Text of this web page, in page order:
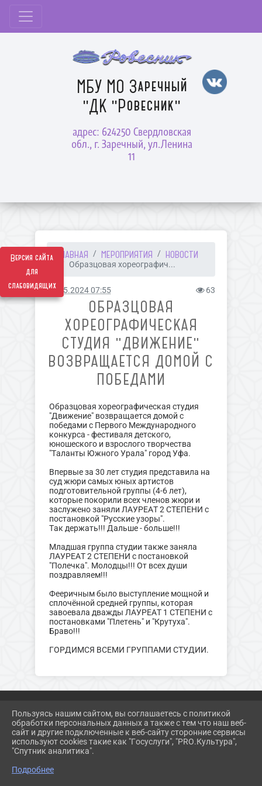
Версия сайта
для
слабовидящих
МБУ МО Заречный
"ДК "Ровесник"
адрес: 624250 Свердловская
обл., г. Заречный, ул.Ленина
11
ГЛАВНАЯ МЕРОПРИЯТИЯ НОВОСТИ
Образцовая хореографич...
19.05.2024 07:55 63
ОБРАЗЦОВАЯ
ХОРЕОГРАФИЧЕСКАЯ
СТУДИЯ "ДВИЖЕНИЕ"
ВОЗВРАЩАЕТСЯ ДОМОЙ С
ПОБЕДАМИ
Образцовая хореографическая студия
"Движение" возвращается домой с
победами с Первого Международного
конкурса - фестиваля детского,
юношеского и взрослого творчества
"Таланты Южного Урала" город Уфа.
Впервые за 30 лет студия представила на
суд жюри самых юных артистов
подготовительной группы (4-6 лет),
которые покорили всех членов жюри и
заслужено заняли ЛАУРЕАТ 2 СТЕПЕНИ с
постановкой "Русские узоры".
Так держать!!! Дальше - больше!!!
Младшая группа студии также заняла
ЛАУРЕАТ 2 СТЕПЕНИ с постановкой
"Полечка". Молодцы!!! От всех души
поздравляем!!!
Фееричным было выступление мощной и
сплочённой средней группы, которая
завоевала дважды ЛАУРЕАТ 1 СТЕПЕНИ с
постановками "Плетень" и "Крутуха".
Браво!!!
ГОРДИМСЯ ВСЕМИ ГРУППАМИ СТУДИИ.
2026 Г. ZAR-DK.RU
ВХОД
КАРТА САЙТА
Пользуясь нашим сайтом, вы соглашаетесь с политикой
обработки персональных данных а также с тем что наш веб-
сайт и другие подключенные к веб-сайту сторонние сервисы
используют cookies такие как "Госуслуги", "PRO.Культура",
"Спутник аналитика".
Подробнее